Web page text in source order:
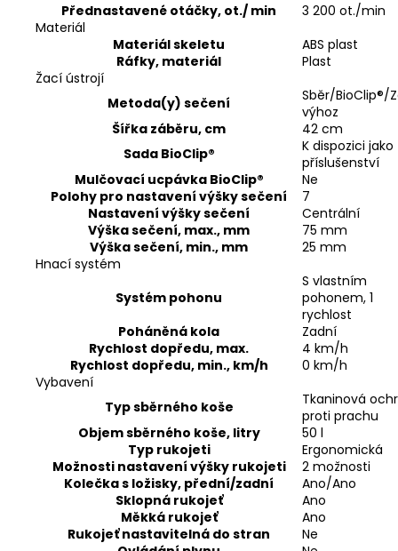
Přednastavené otáčky, ot./ min
3 200 ot./min
Materiál
Materiál skeletu
ABS plast
Ráfky, materiál
Plast
Žací ústrojí
Metoda(y) sečení
Sběr/BioClip®/
výhoz
Šířka záběru, cm
42 cm
Sada BioClip®
K dispozici jako
příslušenství
Mulčovací ucpávka BioClip®
Ne
Polohy pro nastavení výšky sečení
7
Nastavení výšky sečení
Centrální
Výška sečení, max., mm
75 mm
Výška sečení, min., mm
25 mm
Hnací systém
Systém pohonu
S vlastním
pohonem, 1
rychlost
Poháněná kola
Zadní
Rychlost dopředu, max.
4 km/h
Rychlost dopředu, min., km/h
0 km/h
Vybavení
Typ sběrného koše
Tkaninová
proti prachu
Objem sběrného koše, litry
50 l
Typ rukojeti
Ergonomická
Možnosti nastavení výšky rukojeti
2 možnosti
Kolečka s ložisky, přední/zadní
Ano/Ano
Sklopná rukojeť
Ano
Měkká rukojeť
Ano
Rukojeť nastavitelná do stran
Ne